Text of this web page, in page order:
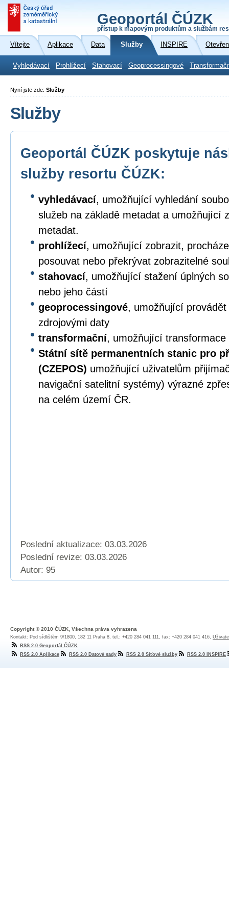
Geoportál ČÚZK
přístup k mapovým produktům a službám
Vítejte Aplikace Data Služby INSPIRE
Vyhledávací Prohlížecí Stahovací Geoprocessingové
Nyní jste zde: Služby
Služby
Geoportál ČÚZK poskytuje
služby resortu ČÚZK:
vyhledávací, umožňující vyhledání
služeb na základě metadat a umožňující
metadat.
prohlížecí, umožňující zobrazit,
posouvat nebo překrývat zobrazitelné
stahovací, umožňující stažení úplných
nebo jeho částí
geoprocessingové, umožňující
zdrojovými daty
transformační, umožňující transformace
Státní sítě permanentních stanic pro
(CZEPOS) umožňující uživatelům
navigační satelitní systémy) výrazné
na celém území ČR.
Poslední aktualizace: 03.03.2026
Poslední revize: 03.03.2026
Autor: 95
Copyright © 2010 ČÚZK, Všechna práva vyhrazena
Kontakt: Pod sídlištěm 9/1800, 182 11 Praha 8, tel.: +420 284 041 111, fax: +420 284 041 416,
RSS 2.0 Geoportál ČÚZK
RSS 2.0 Aplikace
RSS 2.0 Datové sady RSS 2.0 Síťové služby RSS 2.0 INSPIRE